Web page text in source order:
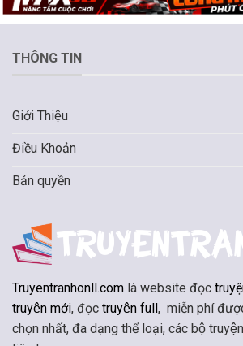
THÔNG TIN
Giới Thiệu
Điều Khoản
Bản quyền
Truyentranhonll.com là website đọc
truyện mới, đọc truyện full, miễn phí
chọn nhất, đa dạng thể loại, các bộ